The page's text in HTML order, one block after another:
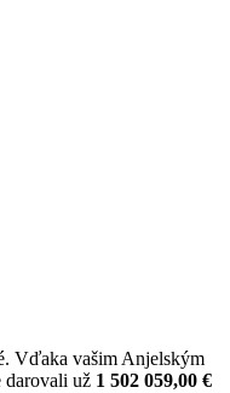
Vďaka vašim Anjelským
darovali už 1 502 059,00 €